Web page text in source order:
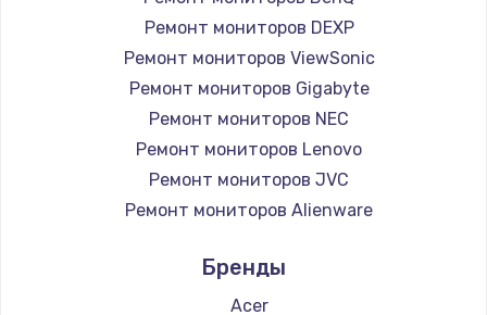
Заказать
Настройка Wi-Fi
1030 руб.
Заказать
Замена шим-контроллера
3900 руб.
Ремонт мониторов DEXP
Ремонт мониторов ViewSonic
Ремонт мониторов Gigabyte
Ремонт мониторов NEC
Ремонт мониторов Lenovo
Ремонт мониторов JVC
Ремонт мониторов Alienware
Ремонт мониторов Thunderobot
Ремонт мониторов Hisense
Бренды
Acer